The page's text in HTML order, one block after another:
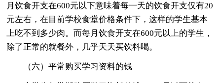
月饮食开支在600元以下意味着每一天的饮食开支仅有20
元左右，在目前学校食堂价格条件下，这样的学生基本
上吃不到多少肉。而每月饮食开支在600元以上的学生，
除了正常的就餐外，几乎天天买饮料喝。
（六）平常购买学习资料的钱